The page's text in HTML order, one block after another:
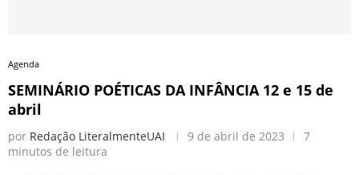
Agenda
SEMINÁRIO POÉTICAS DA INFÂNCIA 12 e 15 de
abril
por Redação LiteralmenteUAI 9 de abril de 2023
7
minutos de leitura